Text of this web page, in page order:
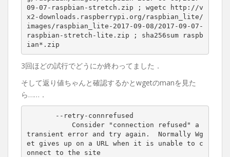
09-07-raspbian-stretch.zip
;
wgetc http://v
x2-downloads.raspberrypi.org/raspbian_lite/
images/raspbian_lite-2017-09-08/2017-09-07-
raspbian-stretch-lite.zip
;
sha256sum raspb
3回ほどの試行でどうにか終わってました．
そして返り値ちゃんと確認するかとwgetのmanを見た
ら……．
transient error and try again.  Normally Wg
et gives up on a URL when it is unable to c
onnect to the site